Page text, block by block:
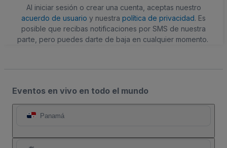
Al iniciar sesión o crear una cuenta, aceptas nuestro
acuerdo de usuario y nuestra política de privacidad. Es
posible que recibas notificaciones por SMS de nuestra
parte, pero puedes darte de baja en cualquier momento.
Eventos en vivo en todo el mundo
Panamá